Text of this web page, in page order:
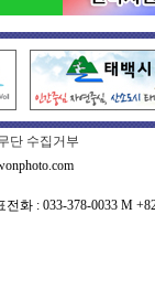
단 수집거부
화 : 033-378-0033 M